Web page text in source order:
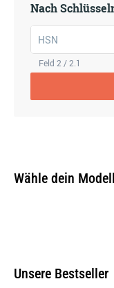
Nach
HSN
Feld 2 / 2.1
Wähle dein
Unsere Bestseller